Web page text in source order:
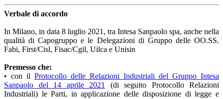
Verbale di accordo
In Milano, in data 8 luglio 2021, tra Intesa Sanpaolo spa, anche nella
qualità di Capogruppo e le Delegazioni di Gruppo delle OO.SS.
Fabi, First/Cisl, Fisac/Cgil, Uilca e Unisin
Premesso che:
• con il Protocollo delle Relazioni Industriali del Gruppo Intesa
Sanpaolo del 14 aprile 2021
(di seguito Protocollo Relazioni
Industriali) le Parti, in applicazione delle disposizione di legge e